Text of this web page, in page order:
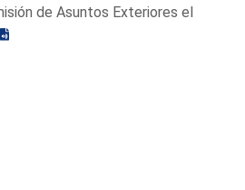
de Asuntos Exteriores el